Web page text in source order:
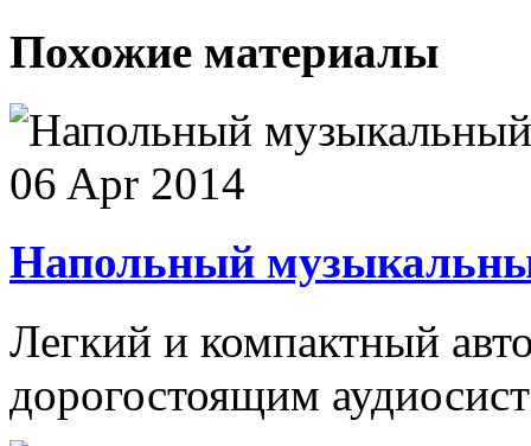
Похожие материалы
06 Apr 2014
Напольный
Легкий и компактный
дорогостоящим